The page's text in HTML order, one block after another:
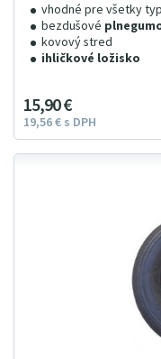
vhodné pre všetky
bezdušové
kovový stred
ihličkové ložisko
15 90€
19 56€ s DPH